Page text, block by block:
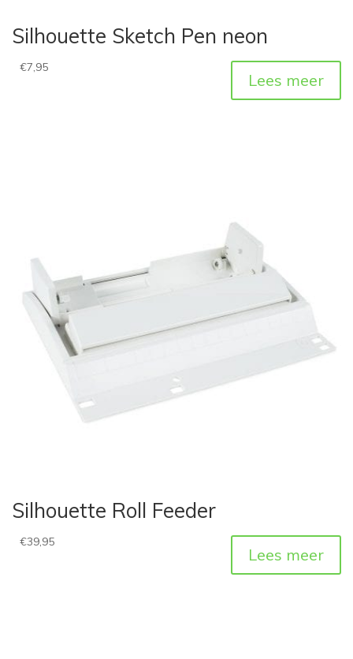
Silhouette Sketch Pen neon
€7,95
Lees meer
Silhouette Roll Feeder
€39,95
Lees meer